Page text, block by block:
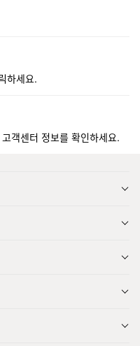
하세요.
객센터 정보를 확인하세요.